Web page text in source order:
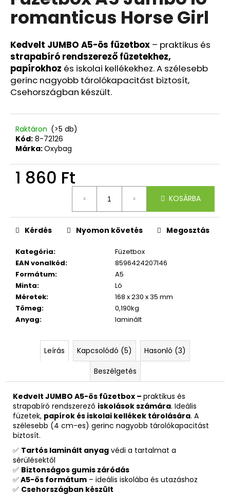
ből
csillag.
romanticus Horse Girl
Kedvelt JUMBO A5-ös füzetbox – praktikus és
strapabíró rendszerező füzetekhez,
papírokhoz és iskolai kellékekhez. A szélesebb
gerinc nagyobb tárolókapacitást biztosít,
Csehországban készült.
Raktáron (>5 db)
Kód: 8-72126
Márka:Oxybag
1 860 Ft
KOSÁRBA
Kategória:
Füzetbox
EAN vonalkód:
8596424207146
Formátum:
A5
Minta:
Ló
Méretek:
168 x 230 x 35 mm
Tömeg:
0,190kg
Anyag: laminált
Kérdés Nyomon követés Megosztás
Leírás Kapcsolódó (5)
Hasonló (3)
Beszélgetés
Kedvelt JUMBO A5-ös füzetbox – praktikus és
strapabíró rendszerező iskolások számára. Ideális
füzetek, papírok és iskolai kellékek tárolására. A
szélesebb (4 cm-es) gerinc nagyobb tárolókapacitást
biztosít.
✅ Tartós laminált anyag védi a tartalmat a
sérülésektől
✅ Biztonságos gumis záródás
✅A5-ös formátum – ideális iskolába és utazáshoz
✅ Csehországban készült
j
á
n
l
j
u
KULACS
OXY
800
ML
OMBRE
419